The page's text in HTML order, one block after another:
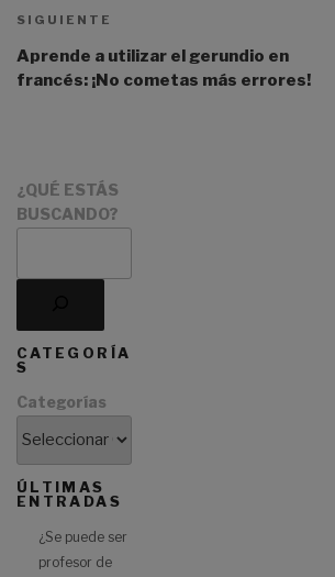
t
v
e
SIGUIENTE
Aprende a utilizar el gerundio en
francés: ¡No cometas más errores!
¿QUÉ ESTÁS
BUSCANDO?
CATEGORÍA
S
Categorías
ÚLTIMAS
ENTRADAS
¿Se puede ser
profesor de